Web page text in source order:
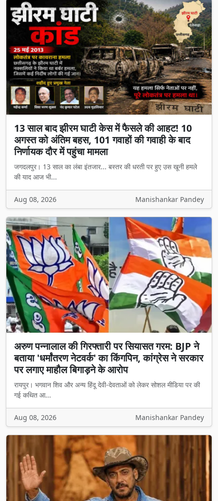
13 साल बाद झीरम घाटी केस में फैसले की आहट! 10
अगस्त को अंतिम बहस, 101 गवाहों की गवाही के बाद
निर्णायक दौर में पहुंचा मामला
जगदलपुर। 13 साल का लंबा इंतजार... बस्तर की धरती पर हुए उस खूनी हमले
की याद आज भी...
Aug 08, 2026 Manishankar Pandey
अरुण पन्नालाल की गिरफ्तारी पर सियासत गरम: BJP ने
बताया 'धर्मांतरण नेटवर्क' का किंगपिन, कांग्रेस ने सरकार
पर लगाए माहौल बिगाड़ने के आरोप
रायपुर। भगवान शिव और अन्य हिंदू देवी-देवताओं को लेकर सोशल मीडिया पर की
गई कथित आ...
Aug 08, 2026 Manishankar Pandey